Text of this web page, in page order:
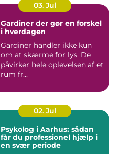
03. Jul
Gardiner der gør en forskel
i hverdagen
Gardiner handler ikke kun
om at skærme for lys. De
påvirker hele oplevelsen af et
rum fr...
02. Jul
Psykolog i Aarhus: sådan
får du professionel hjælp i
en svær periode